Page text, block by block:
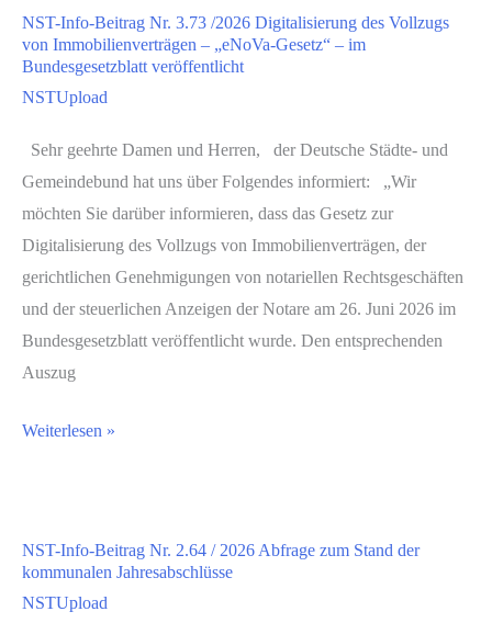
NST-Info-Beitrag Nr. 3.73 /2026 Digitalisierung des Vollzugs
von Immobilienverträgen – „eNoVa-Gesetz“ – im
Bundesgesetzblatt veröffentlicht
NSTUpload
Sehr geehrte Damen und Herren, der Deutsche Städte- und
Gemeindebund hat uns über Folgendes informiert: „Wir
möchten Sie darüber informieren, dass das Gesetz zur
Digitalisierung des Vollzugs von Immobilienverträgen, der
gerichtlichen Genehmigungen von notariellen Rechtsgeschäften
und der steuerlichen Anzeigen der Notare am 26. Juni 2026 im
Bundesgesetzblatt veröffentlicht wurde. Den entsprechenden
Auszug
Weiterlesen »
NST-Info-Beitrag Nr. 2.64 / 2026 Abfrage zum Stand der
kommunalen Jahresabschlüsse
NSTUpload